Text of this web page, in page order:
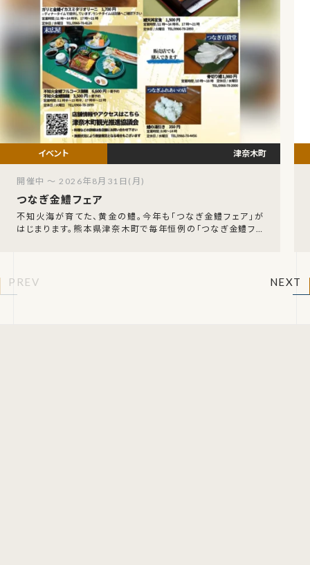
つなぎ金鱧フェア
不知火海が育てた、黄金の鱧。今年も「つなぎ金鱧フェア」が
はじまります。熊本県津奈木町で毎年恒例の「つなぎ金鱧フェ
津奈木町
開催中 ～ 2026年8月31日(月)
PREV NEXT